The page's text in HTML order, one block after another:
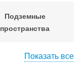
Подземные
пространства
Показать все